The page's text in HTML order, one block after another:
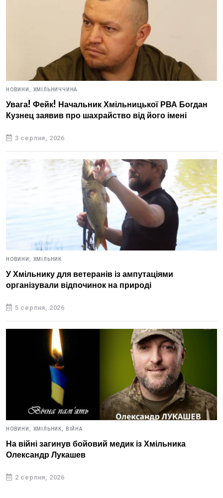
НОВИНИ, ХМІЛЬНИЧЧИНА
Увага! Фейк! Начальник Хмільницької РВА Богдан
Кузнец заявив про шахрайство від його імені
3 серпня, 2026
НОВИНИ, ХМІЛЬНИК
У Хмільнику для ветеранів із ампутаціями
організували відпочинок на природі
5 серпня, 2026
НОВИНИ, ХМІЛЬНИК, ВІЙНА
На війні загинув бойовий медик із Хмільника
Олександр Лукашев
2 серпня, 2026